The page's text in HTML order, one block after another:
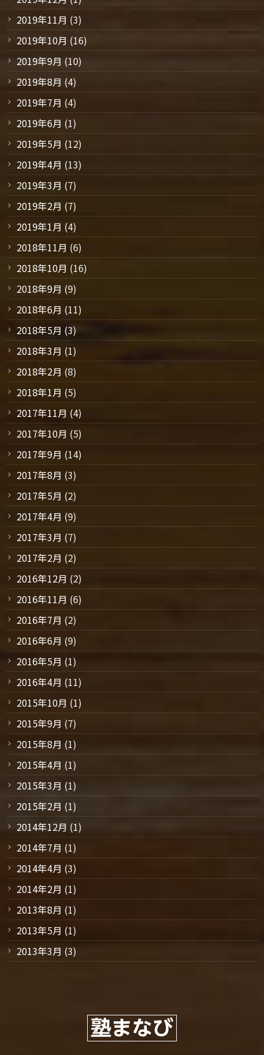
2019年11月 (3)
2019年10月 (16)
2019年9月 (10)
2019年8月 (4)
2019年7月 (4)
2019年6月 (1)
2019年5月 (12)
2019年4月 (13)
2019年3月 (7)
2019年2月 (7)
2019年1月 (4)
2018年11月 (6)
2018年10月 (16)
2018年9月 (9)
2018年6月 (11)
2018年5月 (3)
2018年3月 (1)
2018年2月 (8)
2018年1月 (5)
2017年11月 (4)
2017年10月 (5)
2017年9月 (14)
2017年8月 (3)
2017年5月 (2)
2017年4月 (9)
2017年3月 (7)
2017年2月 (2)
2016年12月 (2)
2016年11月 (6)
2016年7月 (2)
2016年6月 (9)
2016年5月 (1)
2016年4月 (11)
2015年10月 (1)
2015年9月 (7)
2015年8月 (1)
2015年4月 (1)
2015年3月 (1)
2015年2月 (1)
2014年12月 (1)
2014年7月 (1)
2014年4月 (3)
2014年2月 (1)
2013年8月 (1)
2013年5月 (1)
2013年3月 (3)